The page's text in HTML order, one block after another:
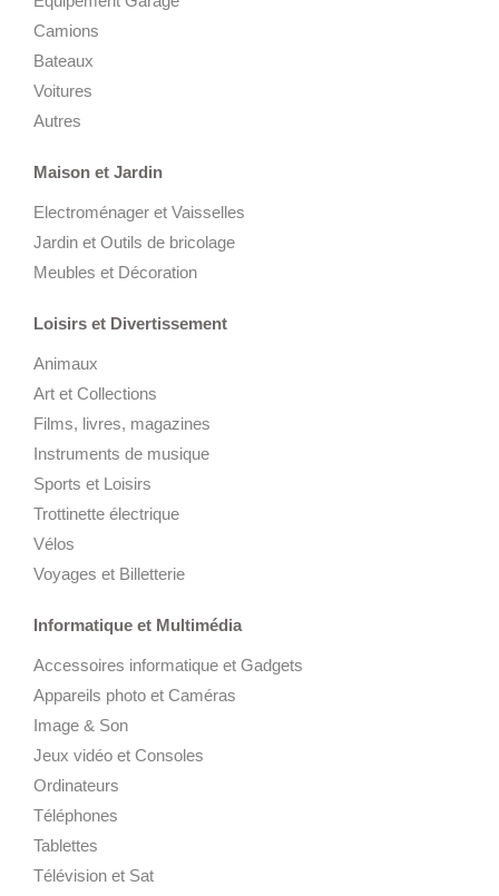
Camions
Bateaux
Voitures
Autres
Maison et Jardin
Electroménager et Vaisselles
Jardin et Outils de bricolage
Meubles et Décoration
Loisirs et Divertissement
Animaux
Art et Collections
Films, livres, magazines
Instruments de musique
Sports et Loisirs
Trottinette électrique
Vélos
Voyages et Billetterie
Informatique et Multimédia
Accessoires informatique et Gadgets
Appareils photo et Caméras
Image & Son
Jeux vidéo et Consoles
Ordinateurs
Téléphones
Tablettes
Télévision et Sat